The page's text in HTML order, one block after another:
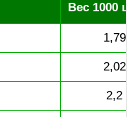
Вес 1000
1,79
2,02
2,2